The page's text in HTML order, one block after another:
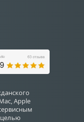
Apple
целью